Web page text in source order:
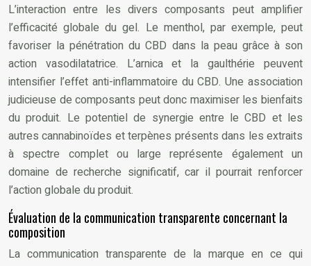
L’interaction entre les divers composants peut amplifier
l’efficacité globale du gel. Le menthol, par exemple, peut
favoriser la pénétration du CBD dans la peau grâce à son
action vasodilatatrice. L’arnica et la gaulthérie peuvent
intensifier l’effet anti-inflammatoire du CBD. Une association
judicieuse de composants peut donc maximiser les bienfaits
du produit. Le potentiel de synergie entre le CBD et les
autres cannabinoïdes et terpènes présents dans les extraits
à spectre complet ou large représente également un
domaine de recherche significatif, car il pourrait renforcer
l’action globale du produit.
Évaluation de la communication transparente concernant la
composition
La communication transparente de la marque en ce qui